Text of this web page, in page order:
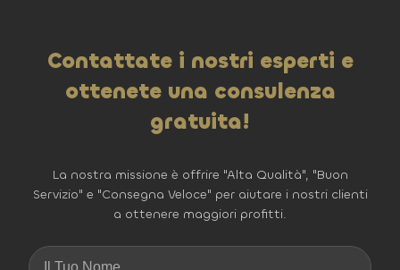
Contattate i nostri esperti e
ottenete una consulenza
gratuita!
La nostra missione è offrire "Alta Qualità", "Buon
Servizio" e "Consegna Veloce" per aiutare i nostri clienti
a ottenere maggiori profitti.